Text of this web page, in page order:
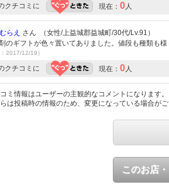
クチコミに 現在： 0人
むらえ さん （女性/上益城郡益城町/30代/Lv.91）
のギフトが色々置いてありました。値段も種類も
2017/12/19）
クチコミに 現在： 0人
ミ情報はユーザーの主観的なコメントになります。
は投稿時の情報のため、変更になっている場合が
このお店